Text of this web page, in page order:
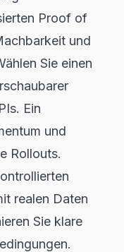
Proof of
und
Sie einen
Ein
und
Rollouts.
realen Daten
Sie klare